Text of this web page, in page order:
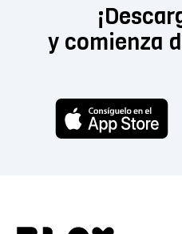
y comienza